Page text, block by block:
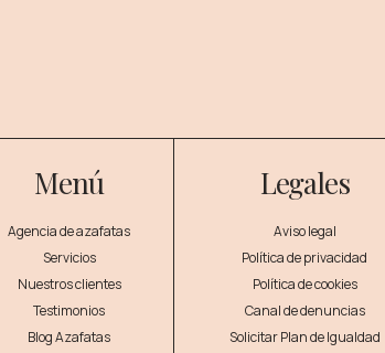
Menú
Agencia de azafatas
Servicios
Nuestros clientes
Testimonios
Blog Azafatas
Legales
Aviso legal
Política de privacidad
Política de cookies
Canal de denuncias
Solicitar Plan de Igualdad